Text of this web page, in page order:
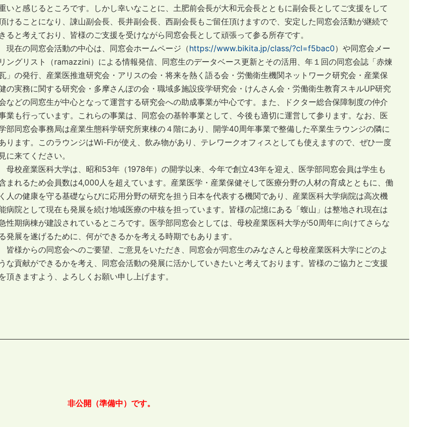
いと感じるところです。しかし幸いなことに、土肥前会長が大和元会長とともに副会長としてご支援をして
けることになり、諌山副会長、長井副会長、西副会長もご留任頂けますので、安定した同窓会活動が継続で
ると考えており、皆様のご支援を受けながら同窓会長として頑張って参る所存です。
在の同窓会活動の中心は、同窓会ホームページ（https://www.bikita.jp/class/?cl=f5bac0）や同窓会メー
ングリスト（ramazzini）による情報発信、同窓生のデータベース更新とその活用、年１回の同窓会誌「赤煉
」の発行、産業医推進研究会・アリスの会・将来を熱く語る会・労働衛生機関ネットワーク研究会・産業保
の実務に関する研究会・多摩さんぽの会・職域多施設疫学研究会・けんさん会・労働衛生教育スキルUP研究
などの同窓生が中心となって運営する研究会への助成事業が中心です。また、ドクター総合保障制度の仲介
業も行っています。これらの事業は、同窓会の基幹事業として、今後も適切に運営して参ります。なお、医
部同窓会事務局は産業生態科学研究所東棟の４階にあり、開学40周年事業で整備した卒業生ラウンジの隣に
ります。このラウンジはWi-Fiが使え、飲み物があり、テレワークオフィスとしても使えますので、ぜひ一度
に来てください。
校産業医科大学は、昭和53年（1978年）の開学以来、今年で創立43年を迎え、医学部同窓会員は学生も
まれるため会員数は4,000人を超えています。産業医学・産業保健そして医療分野の人材の育成とともに、働
人の健康を守る基礎ならびに応用分野の研究を担う日本を代表する機関であり、産業医科大学病院は高次機
病院として現在も発展を続け地域医療の中核を担っています。皆様の記憶にある「蝮山」は整地され現在は
性期病棟が建設されているところです。医学部同窓会としては、母校産業医科大学が50周年に向けてさらな
発展を遂げるために、何ができるかを考える時期でもあります。
様からの同窓会へのご要望、ご意見をいただき、同窓会が同窓生のみなさんと母校産業医科大学にどのよ
な貢献ができるかを考え、同窓会活動の発展に活かしていきたいと考えております。皆様のご協力とご支援
頂きますよう、よろしくお願い申し上げます。
非公開（準備中）です。